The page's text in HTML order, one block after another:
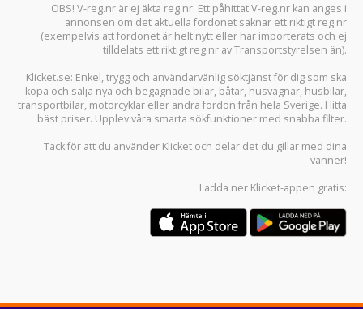
OBS! V-reg.nr är ej äkta reg.nr. Ett påhittat V-reg.nr kan anges i
annonsen om det aktuella fordonet saknar ett riktigt reg.nr
(exempelvis att fordonet är helt nytt eller har importerats och ej
tilldelats ett riktigt reg.nr av Transportstyrelsen än).
Klicket.se: Enkel, trygg och användarvänlig söktjänst för dig som ska
köpa och sälja nya och begagnade bilar, båtar, husvagnar, husbilar,
transportbilar, motorcyklar eller andra fordon från hela Sverige. Hitta
bäst priser. Upplev våra smarta sökfunktioner med snabba filter.
Tack för att du använder Klicket och delar det du gillar med dina
vänner!
Ladda ner Klicket-appen gratis: